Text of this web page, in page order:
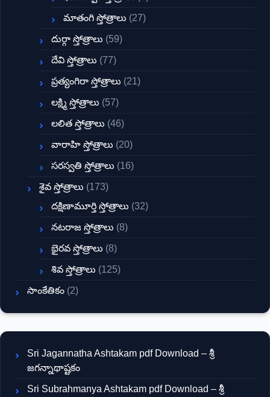
మాతంగి స్తోత్రాలు (27)
దుర్గా స్తోత్రాలు (59)
దేవి స్తోత్రాలు (77)
ప్రత్యంగిరా స్తోత్రాలు (21)
లక్ష్మి స్తోత్రాలు (57)
లలిత స్తోత్రాలు (46)
వారాహి స్తోత్రాలు (20)
సరస్వతి స్తోత్రాలు (16)
శైవ స్తోత్రాలు (173)
దక్షిణామూర్తి స్తోత్రాలు (32)
నటరాజ స్తోత్రాలు (8)
భైరవ స్తోత్రాలు (8)
శివ స్తోత్రాలు (125)
సాంకేతికం (2)
Sri Jagannatha Ashtakam pdf Download – శ్రీ
జగన్నాథాష్టకం
Sri Subrahmanya Ashtakam pdf Download – శ్రీ